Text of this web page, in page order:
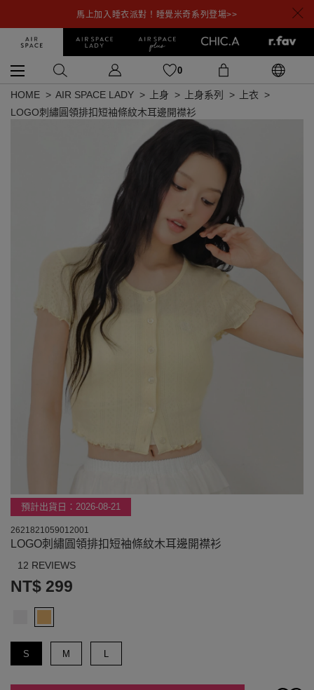
馬上加入睡衣派對！睡覺米奇系列登場>>
0
HOME AIR SPACE LADY 上身 上身系列
上衣
LOGO刺繡圓領排扣短袖條紋木耳邊開襟衫
預計出貨日：2026-08-21
2621821059012001
LOGO刺繡圓領排扣短袖條紋木耳邊開襟衫
12 REVIEWS
NT$ 299
S M L